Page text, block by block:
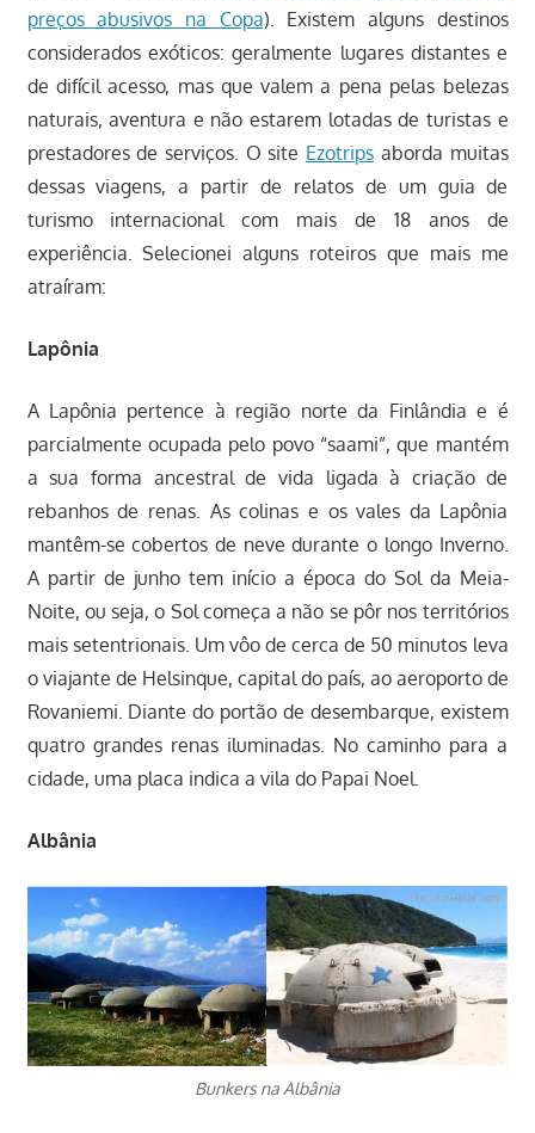
preços abusivos na Copa). Existem alguns destinos
considerados exóticos: geralmente lugares distantes e
de difícil acesso, mas que valem a pena pelas belezas
naturais, aventura e não estarem lotadas de turistas e
prestadores de serviços. O site Ezotrips aborda muitas
dessas viagens, a partir de relatos de um guia de
turismo internacional com mais de 18 anos de
experiência. Selecionei alguns roteiros que mais me
atraíram:
Lapônia
A Lapônia pertence à região norte da Finlândia e é
parcialmente ocupada pelo povo “saami”, que mantém
a sua forma ancestral de vida ligada à criação de
rebanhos de renas. As colinas e os vales da Lapônia
mantêm-se cobertos de neve durante o longo Inverno.
A partir de junho tem início a época do Sol da Meia-
Noite, ou seja, o Sol começa a não se pôr nos territórios
mais setentrionais. Um vôo de cerca de 50 minutos leva
o viajante de Helsinque, capital do país, ao aeroporto de
Rovaniemi. Diante do portão de desembarque, existem
quatro grandes renas iluminadas. No caminho para a
cidade, uma placa indica a vila do Papai Noel.
Albânia
Bunkers na Albânia